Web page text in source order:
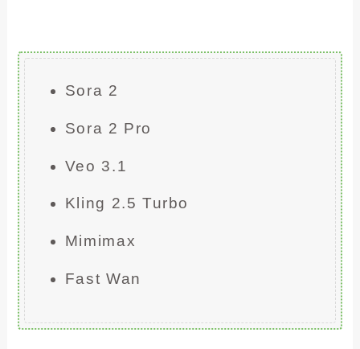
Sora 2
Sora 2 Pro
Veo 3.1
Kling 2.5 Turbo
Mimimax
Fast Wan